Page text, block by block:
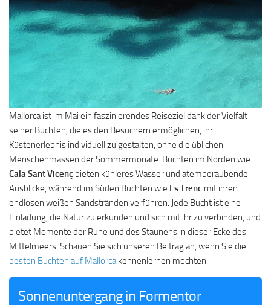
Mallorca ist im Mai ein faszinierendes Reiseziel dank der Vielfalt
seiner Buchten, die es den Besuchern ermöglichen, ihr
Küstenerlebnis individuell zu gestalten, ohne die üblichen
Menschenmassen der Sommermonate. Buchten im Norden wie
Cala Sant Vicenç bieten kühleres Wasser und atemberaubende
Ausblicke, während im Süden Buchten wie Es Trenc mit ihren
endlosen weißen Sandstränden verführen. Jede Bucht ist eine
Einladung, die Natur zu erkunden und sich mit ihr zu verbinden, und
bietet Momente der Ruhe und des Staunens in dieser Ecke des
Mittelmeers. Schauen Sie sich unseren Beitrag an, wenn Sie die
besten Buchten auf Mallorca kennenlernen möchten.
Sonnenuntergang in Formentor